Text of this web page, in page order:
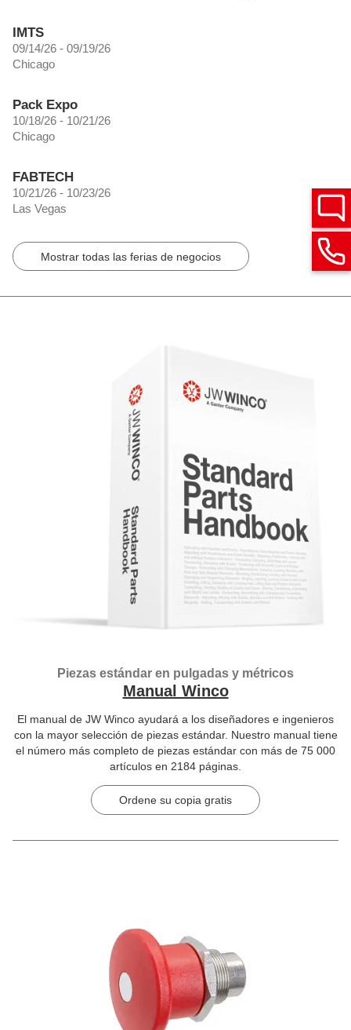
IMTS
09/14/26 - 09/19/26
Chicago
Pack Expo
10/18/26 - 10/21/26
Chicago
FABTECH
10/21/26 - 10/23/26
Las Vegas
Mostrar todas las ferias de negocios
Piezas estándar en pulgadas y métricos
Manual Winco
El manual de JW Winco ayudará a los diseñadores e ingenieros
con la mayor selección de piezas estándar. Nuestro manual tiene
el número más completo de piezas estándar con más de 75 000
artículos en 2184 páginas.
Ordene su copia gratis